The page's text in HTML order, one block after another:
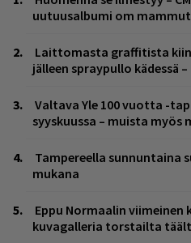
uutuusalbumi om
Laittomasta graffitista
jälleen spraypullo kädessä
Valtava Yle 100 vuotta -
syyskuussa – muista
Tampereella sunnuntaina
mukana
Eppu Normaalin viimeinen
kuvagalleria torstailta